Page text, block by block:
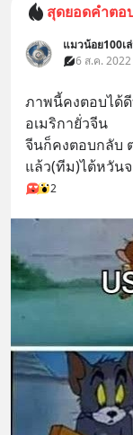
สุดยอดคำตอ
แมวน้อย100เ
6 ส.ค.
ภาพนี้คงตอบได้
อเมริกายั่วจีน
จีนก็คงตอบกลับ
แล้ว(ทีม)ไต้หวัน
2